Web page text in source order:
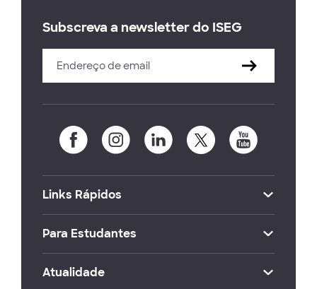
Subscreva a newsletter do ISEG
Links Rápidos
Para Estudantes
Atualidade